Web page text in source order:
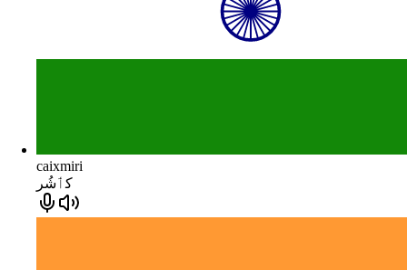
caixmiri
كٲشُر